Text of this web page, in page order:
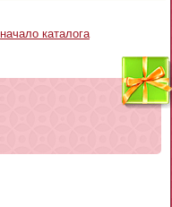
начало каталога